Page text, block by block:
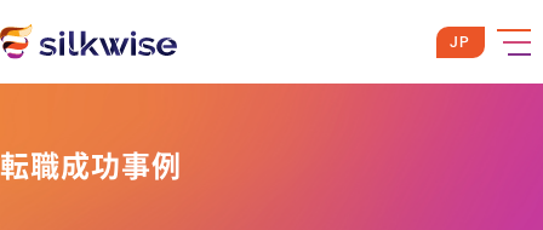
JP
転職成功事例